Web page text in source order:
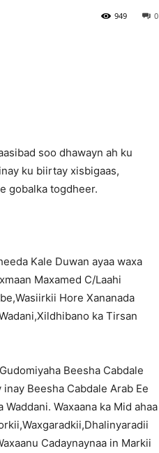
0
949
soo dhawayn ah ku
ku biirtay xisbigaas,
gobalka togdheer.
Kale Duwan ayaa waxa
Maxamed C/Laahi
Hore Xananada
ka Tirsan
Beesha Cabdale
Beesha Cabdale Arab Ee
Waxaana ka Mid ahaa
Cadaynaynaa in Markii